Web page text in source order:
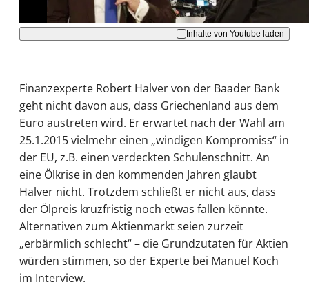
Inhalte von Youtube laden
Finanzexperte Robert Halver von der Baader Bank
geht nicht davon aus, dass Griechenland aus dem
Euro austreten wird. Er erwartet nach der Wahl am
25.1.2015 vielmehr einen „windigen Kompromiss“ in
der EU, z.B. einen verdeckten Schulenschnitt. An
eine Ölkrise in den kommenden Jahren glaubt
Halver nicht. Trotzdem schließt er nicht aus, dass
der Ölpreis kruzfristig noch etwas fallen könnte.
Alternativen zum Aktienmarkt seien zurzeit
„erbärmlich schlecht“ – die Grundzutaten für Aktien
würden stimmen, so der Experte bei Manuel Koch
im Interview.